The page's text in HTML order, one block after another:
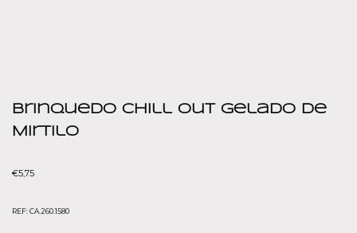
Brinquedo Chill Out Gelado de
Mirtilo
€5,75
REF:CA.260.1580